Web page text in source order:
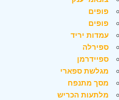
פופים
פופים
עמדות יריד
ספירלה
ספיידרמן
מגלשת ספארי
מסך מתנפח
מלתעות הכריש